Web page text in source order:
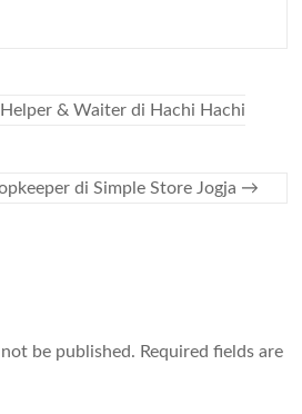
& Waiter di Hachi Hachi
di Simple Store Jogja →
be published. Required fields are